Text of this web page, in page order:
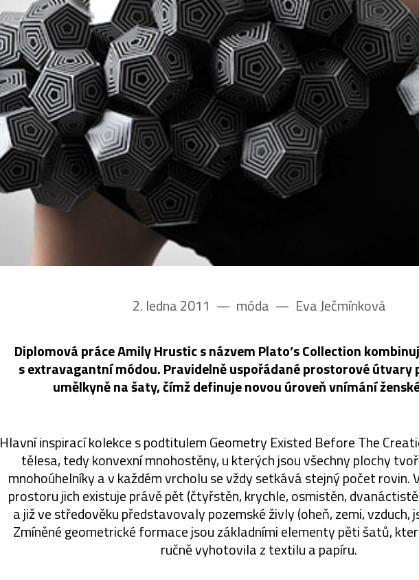
2. ledna 2011 –– móda –– Eva Ječmínková
Diplomová práce Amily Hrustic s názvem Plato’s Collection
s extravagantní módou. Pravidelně uspořádané prostorové útvary
umělkyně na šaty, čímž definuje novou úroveň vnímání
Hlavní inspirací kolekce s podtitulem Geometry Existed Before The
tělesa, tedy konvexní mnohostěny, u kterých jsou všechny plochy
mnohoúhelníky a v každém vrcholu se vždy setkává stejný počet rovin.
prostoru jich existuje právě pět (čtyřstěn, krychle, osmistěn,
a již ve středověku představovaly pozemské živly (oheň, zemi, vzduch,
Zmíněné geometrické formace jsou základními elementy pěti šatů,
ručně vyhotovila z textilu a papíru.